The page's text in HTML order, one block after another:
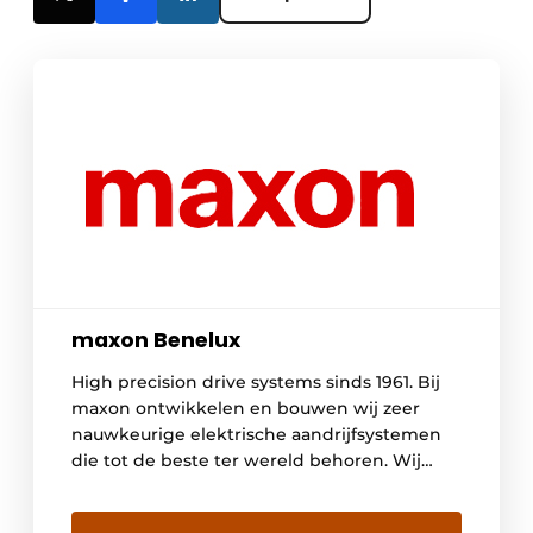
maxon Benelux
High precision drive systems sinds 1961. Bij
maxon ontwikkelen en bouwen wij zeer
nauwkeurige elektrische aandrijfsystemen
die tot de beste ter wereld behoren. Wij
motoren, gearboxen, sensoren en